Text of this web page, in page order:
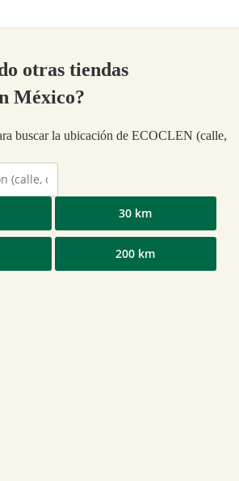
otras tiendas
México?
buscar la ubicación de ECOCLEN (calle,
30 km
200 km